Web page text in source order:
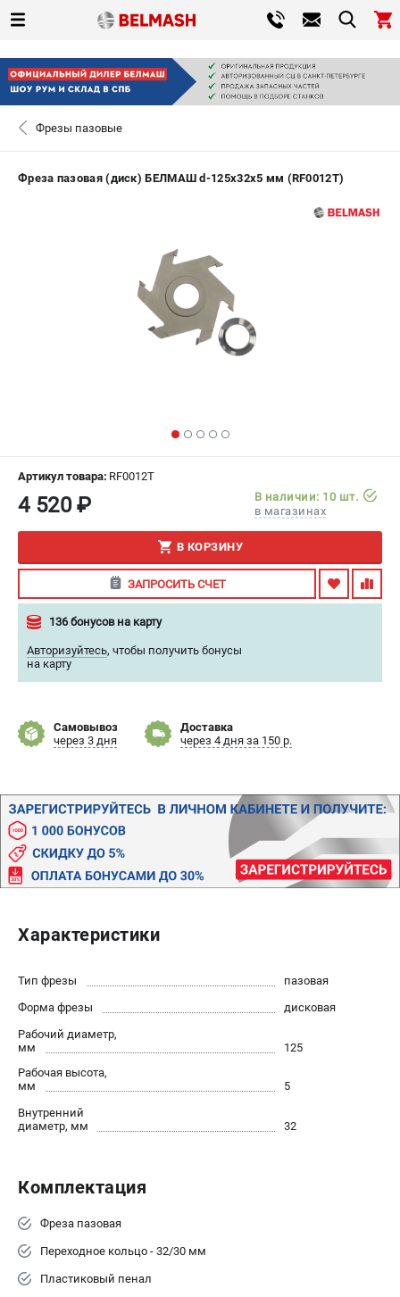
СЕРВИС
САНКТ-ПЕТЕРБУРГ
0
Сервисный центр
Гарантия
Правила обмена и возврата
ИНФОРМАЦИЯ
Контакты
Способы оплаты
О бренде
Политика обработки персональных данных
Новости
Бонусная программа
Как нас найти
Комбинированные станки
Ленточнопильные станки
Сверлильные станки
Стружкоотсосы
Фуговальные станки
Циркулярные станки
Шлифовальные станки
ДОПОЛНИТЕЛЬНОЕ ОБОРУДОВАНИЕ
Патроны и переходники
Подставки для станков
Полотна пильные по дереву
Фрезы пазовые
Фреза пазовая (диск) БЕЛМАШ d-125х32х5 мм (RF0012T)
Артикул товара: RF0012T
4 520 ₽
В наличии: 10 шт.
в магазинах
В КОРЗИНУ
ЗАПРОСИТЬ СЧЕТ
136 бонусов на карту
Авторизуйтесь, чтобы получить бонусы
на карту
Самовывоз
через 3 дня
Доставка
через 4 дня за 150 р.
Характеристики
Тип фрезы
пазовая
Форма фрезы
дисковая
Рабочий диаметр,
мм
125
Рабочая высота,
мм
5
Внутренний
диаметр, мм
32
Комплектация
Фреза пазовая
Переходное кольцо - 32/30 мм
Пластиковый пенал